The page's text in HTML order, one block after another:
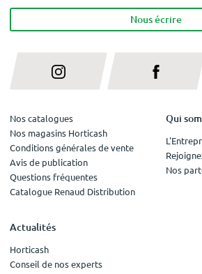
Nous écrire
Nos catalogues
Nos magasins Horticash
Conditions générales de vente
Avis de publication
Questions fréquentes
Catalogue Renaud Distribution
Qui
Nos
Actualités
Horticash
Conseil de nos experts